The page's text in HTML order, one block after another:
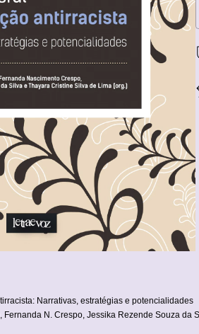
Narrativas, estratégias e potencialidades
Fernanda N. Crespo, Jessika Rezende Souza da